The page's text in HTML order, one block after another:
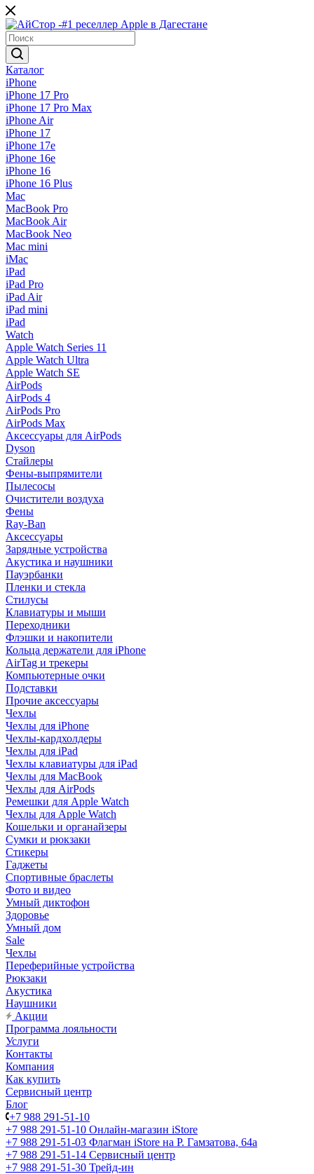
Каталог
iPhone
iPhone 17 Pro
iPhone 17 Pro Max
iPhone Air
iPhone 17
iPhone 17e
iPhone 16e
iPhone 16
iPhone 16 Plus
Mac
MacBook Pro
MacBook Air
MacBook Neo
Mac mini
iMac
iPad
iPad Pro
iPad Air
iPad mini
iPad
Watch
Apple Watch Series 11
Apple Watch Ultra
Apple Watch SE
AirPods
AirPods 4
AirPods Pro
AirPods Max
Аксессуары для AirPods
Dyson
Стайлеры
Фены-выпрямители
Пылесосы
Очистители воздуха
Фены
Ray-Ban
Аксессуары
Зарядные устройства
Акустика и наушники
Пауэрбанки
Пленки и стекла
Стилусы
Клавиатуры и мыши
Переходники
Флэшки и накопители
Кольца держатели для iPhone
AirTag и трекеры
Компьютерные очки
Подставки
Прочие аксессуары
Чехлы
Чехлы для iPhone
Чехлы-кардхолдеры
Чехлы для iPad
Чехлы клавиатуры для iPad
Чехлы для MacBook
Чехлы для AirPods
Ремешки для Apple Watch
Чехлы для Apple Watch
Кошельки и органайзеры
Сумки и рюкзаки
Стикеры
Гаджеты
Спортивные браслеты
Фото и видео
Умный диктофон
Здоровье
Умный дом
Sale
Чехлы
Переферийные устройства
Рюкзаки
Акустика
Наушники
Акции
Программа лояльности
Услуги
Контакты
Компания
Как купить
Сервисный центр
Блог
+7 988 291-51-10
+7 988 291-51-10 Онлайн-магазин iStore
+7 988 291-51-03 Флагман iStore на Р. Гамзатова, 64а
+7 988 291-51-14 Сервисный центр
+7 988 291-51-30 Трейд-ин